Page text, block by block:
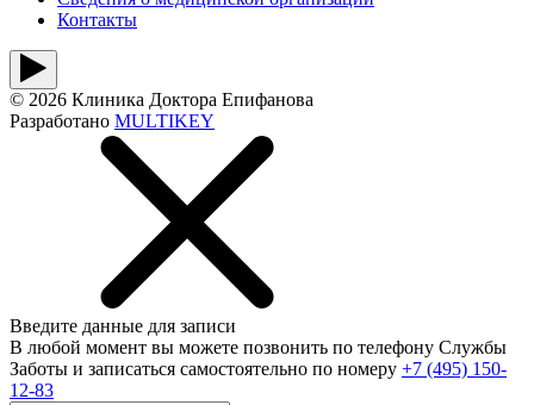
Контакты
© 2026 Клиника Доктора Епифанова
Разработано MULTIKEY
Введите данные для записи
В любой момент вы можете позвонить по телефону Службы
Заботы и записаться самостоятельно по номеру +7 (495) 150-
12-83